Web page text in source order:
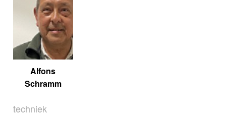
Alfons
Schramm
techniek